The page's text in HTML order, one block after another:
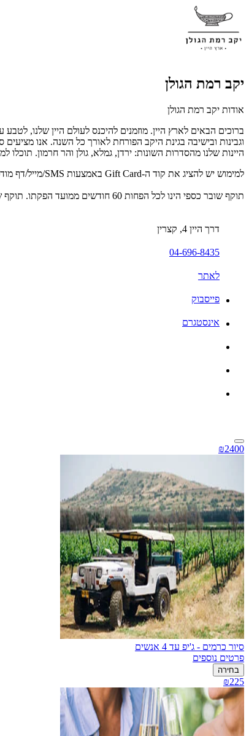
יקב רמת הגולן
אודות יקב רמת הגולן
ברוכים הבאים לארץ היין. מוזמנים להיכנס לעולם היין שלנו,
וגבינות ובישיבה בגינת היקב הפורחת לאורך כל השנה. אנו
היינות שלנו מהסדרות השונות: ירדן, גמלא, גולן והר חרמון. תוכלו
למימוש יש להציג את קוד ה-Gift Card באמצעות SMS/מייל/דף מודפס. לפרטים נוספים: 04-696-8435.
תוקף שובר כספי הינו לכל הפחות 60 חודשים ממועד הפקתו. תוקף שובר לרכישת מוצר או שירות מסויים יהיה לכל הפחות 24 חודשים ממועד הפקתו
דרך היין 4, קצרין
04-696-8435
לאתר
פייסבוק
אינסטגרם
₪2400
סיור כרמים - ג'יפ עד 4 אנשים
פרטים נוספים
בחירה
₪225